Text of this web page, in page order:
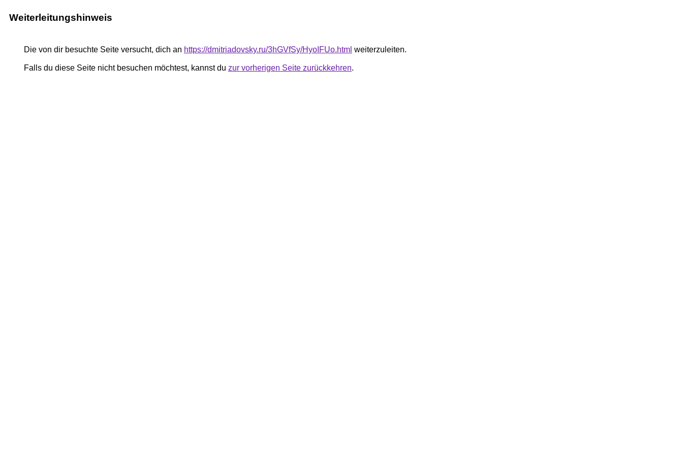
Weiterleitungshinweis
Die von dir besuchte Seite versucht, dich an https://dmitriadovsky.ru/3hGVfSy/HyoIFUo.html weiterzuleiten.
Falls du diese Seite nicht besuchen möchtest, kannst du zur vorherigen Seite zurückkehren.